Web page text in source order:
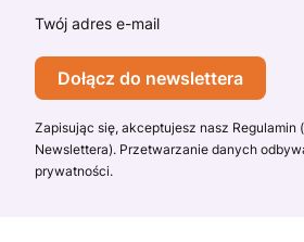
Twój adres e-mail
Dołącz do newslettera
Zapisując się, akceptujesz nasz
Newslettera). Przetwarzanie danych
prywatności.